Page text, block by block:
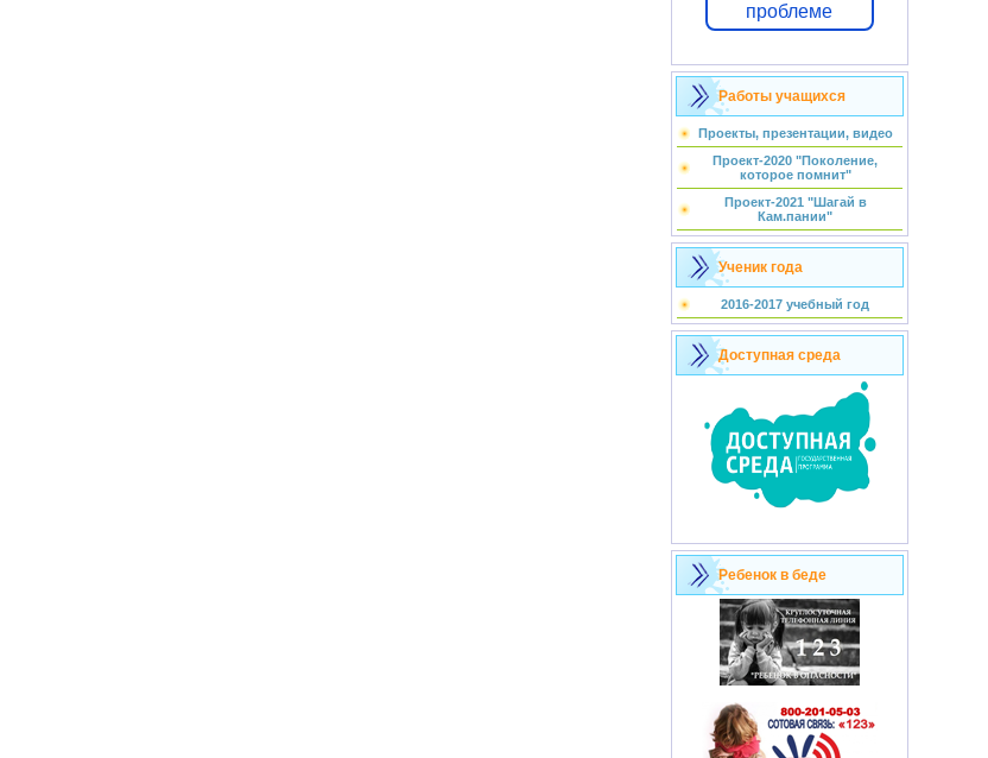
проблеме
Работы учащихся
Проекты, презентации, видео
Проект-2020 "Поколение,
которое помнит"
Проект-2021 "Шагай в
Кам.пании"
Ученик года
2016-2017 учебный год
Доступная среда
Ребенок в беде